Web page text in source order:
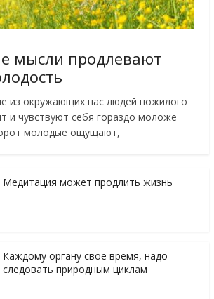
мысли продлевают
из окружающих нас людей пожилого
и чувствуют себя гораздо моложе
молодые ощущают,
Медитация может продлить жизнь
Каждому органу своё время, надо
следовать природным циклам